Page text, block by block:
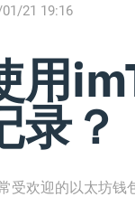
21 19:16
用
录？
受欢迎的以太坊钱